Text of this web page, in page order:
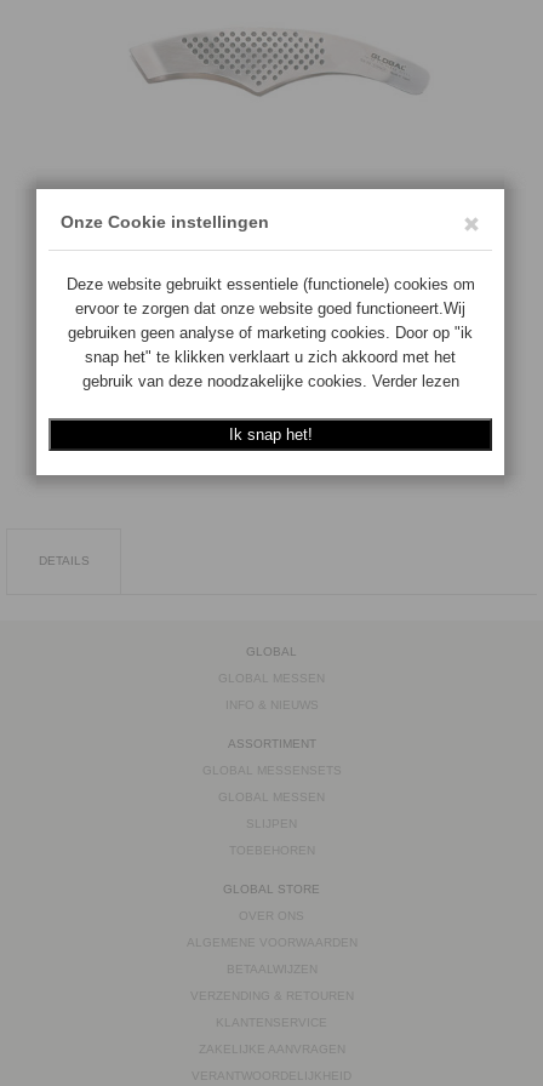
Staalsoort: Gepatenteerd CROMOVA 18 RVS.
Voor meer informatie zie info & nieuws
€ 62.50
Aantal:
Op voorraad
DETAILS
GLOBAL
GLOBAL MESSEN
INFO & NIEUWS
ASSORTIMENT
GLOBAL MESSENSETS
GLOBAL MESSEN
SLIJPEN
TOEBEHOREN
GLOBAL STORE
OVER ONS
ALGEMENE VOORWAARDEN
BETAALWIJZEN
VERZENDING & RETOUREN
KLANTENSERVICE
ZAKELIJKE AANVRAGEN
VERANTWOORDELIJKHEID